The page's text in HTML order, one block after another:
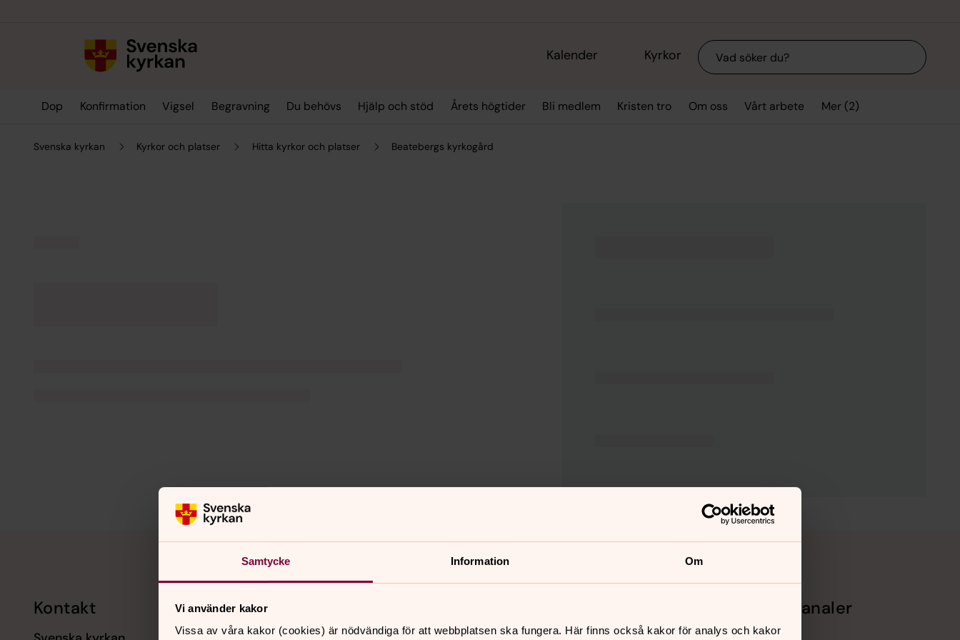
Samtycke Information Om
Vi använder kakor
Vissa av våra kakor (cookies) är nödvändiga för att webbplatsen ska fungera. Här finns också kakor för analys och kakor
Kalender Kyrkor Sök
Dop Konfirmation Vigsel Begravning Du behövs Hjälp och stöd Årets högtider Bli medlem Kristen tro Om oss Vårt arbete Mer (2)
Svenska kyrkan Kyrkor och platser Hitta kyrkor och platser Beatebergs kyrkogård
Kontakt Kalender Sociala kanaler